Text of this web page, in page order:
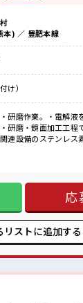
ト満喫！
は不安だけど、
す！
UP目指していきまし
る、
たり☆
本) ／ 豊肥本線
け）
・研磨作業。・電解液
研磨・鏡面加工工程
のステンレス素材 ■お仕事
アップ≫ 残業は月20
♪ ≪未経験の方も大
のは不安だけど、 し
らスキルUP・ステッ
お仕事をご提案≫ 一
場の雰囲気 20代の若い世
の活気ある職場！ 一
業あり！
応
リストに追加する